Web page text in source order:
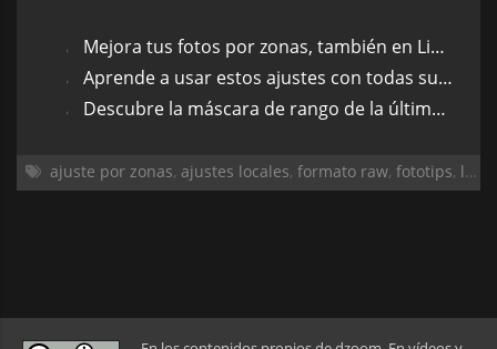
Mejora tus fotos por zonas, también en Lightroom
Aprende a usar estos ajustes con todas sus opciones
Descubre la máscara de rango de la última versión de Lightroom
ajuste por zonas, ajustes locales, formato raw, fototips, lightroom